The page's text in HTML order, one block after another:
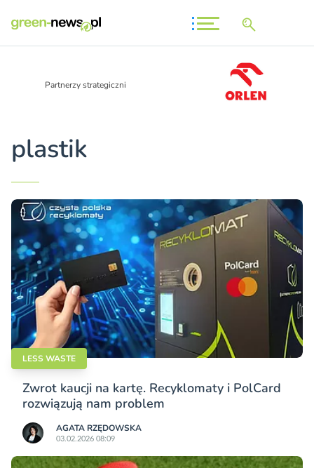
Partnerzy strategiczni
plastik
LESS WASTE
Zwrot kaucji na kartę. Recyklomaty i PolCard
rozwiązują nam problem
AGATA RZĘDOWSKA
03.02.2026 08:09